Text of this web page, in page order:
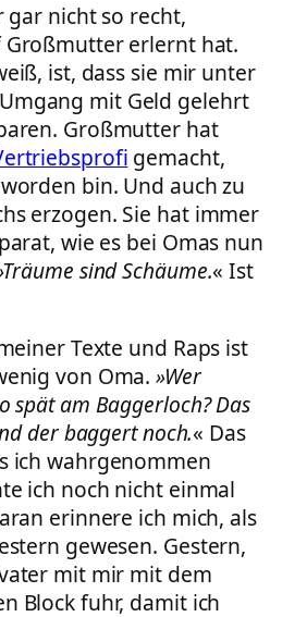
gar nicht so recht,
Großmutter erlernt hat.
ist, dass sie mir unter
mit Geld gelehrt
Großmutter hat
gemacht,
bin. Und auch zu
erzogen. Sie hat immer
wie es bei Omas nun
sind Schäume.« Ist
Texte und Raps ist
von Oma.»Wer
spät am Baggerloch? Das
der baggert noch.« Das
ich wahrgenommen
ich noch nicht einmal
erinnere ich mich, als
gewesen. Gestern,
mit mir mit dem
Block fuhr, damit ich